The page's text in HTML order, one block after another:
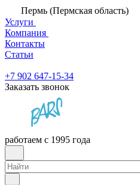
Пермь (Пермская область)
Услуги
Компания
Контакты
Статьи
+7 902 647-15-34
Заказать звонок
работаем с 1995 года